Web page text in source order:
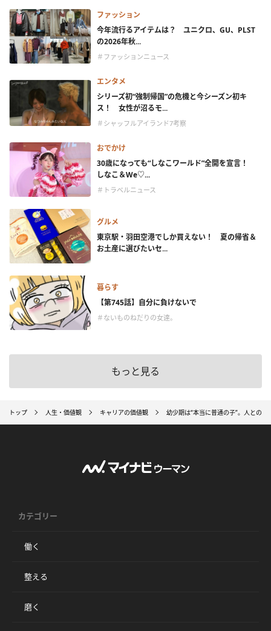
ファッション
今年流行るアイテムは？ ユニクロ、GU、PLST
の2026年秋...
＃ファッションニュース
エンタメ
シリーズ初“強制帰国”の危機と今シーズン初キ
ス！ 女性が沼るモ...
＃シャッフルアイランド7考察
おでかけ
30歳になっても“しなこワールド”全開を宣言！
しなこ＆We♡...
＃トラベルニュース
グルメ
東京駅・羽田空港でしか買えない！ 夏の帰省＆
お土産に選びたいセ...
暮らす
【第745話】自分に負けないで
＃ないものねだりの女達。
もっと見る
トップ 人生・価値観 キャリアの価値観 幼少期は“本当に普通の子”。人との
カテゴリー
働く
整える
磨く